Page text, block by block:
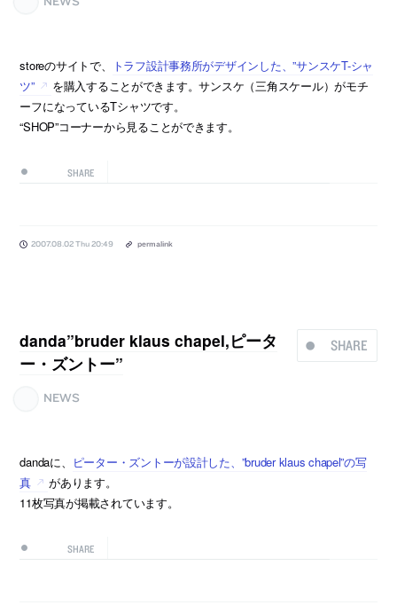
storeのサイトで、
トラフ設計事務所がデザインした、”サンスケT-シャ
ツ”
を購入することができます。サンスケ（三角スケール）がモチ
ーフになっているTシャツです。
“SHOP”コーナーから見ることができます。
SHARE
2007.08.02 Thu 20:49 permalink
SHARE
danda”bruder klaus chapel,ピータ
ー・ズントー”
NEWS
dandaに、
ピーター・ズントーが設計した、”bruder klaus chapel”の写
真
があります。
11枚写真が掲載されています。
SHARE